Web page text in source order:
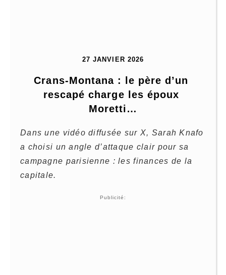
27 JANVIER 2026
Crans-Montana : le père d’un
rescapé charge les époux
Moretti…
Dans une vidéo diffusée sur X, Sarah Knafo
a choisi un angle d’attaque clair pour sa
campagne parisienne : les finances de la
capitale.
Publicité: